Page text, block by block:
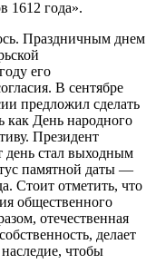
1612 года».
Праздничным днем
его
В сентябре
предложил сделать
как День народного
Президент
день стал выходным
памятной даты —
Стоит отметить, что
общественного
отечественная
делает
чтобы